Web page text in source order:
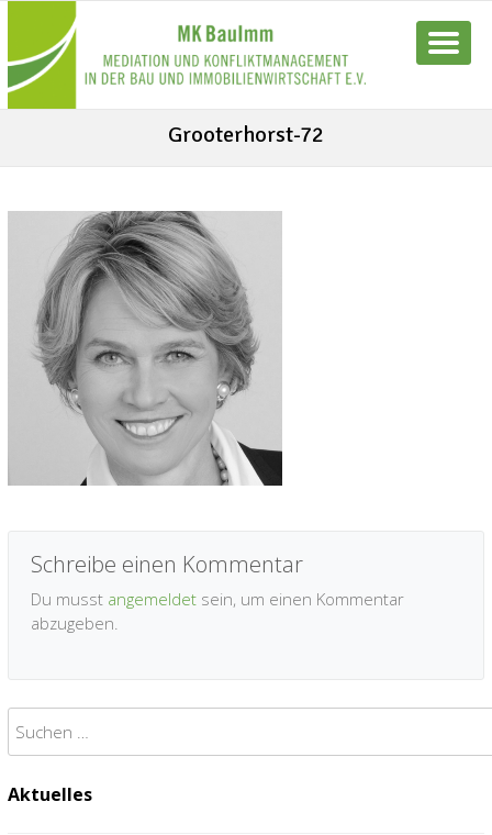
Grooterhorst-72
Schreibe einen Kommentar
Du musst angemeldetsein, um einen Kommentar
abzugeben.
nach:
Aktuelles